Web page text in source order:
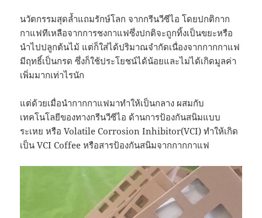
นวัตกรรมสุดล้ำแถมรักษ์โลก จากกรีนวีซีไอ โดยปกติกาก
กาแฟทีเหลือจากการชงกาแฟซึ่งปกติจะถูกทิ้งเป็นขยะหรือ
นำไปปลูกต้นไม้ แต่ก็ใส่ได้ปริมาณจำกัดเนื่องจากกากกาแฟ
มีฤทธิ์เป็นกรด ซึ่งก็ใช้ประโยชน์ได้น้อยและไม่ได้เกิดมูลค่า
เพิ่มมากเท่าไรนัก
แต่ด้วยเมื่อนำกากกาแฟมาทำให้เป็นกลาง ผสมกับ
เทคโนโลยีของทางกรีนวีซีไอ ด้านการป้องกันสนิมแบบ
ระเหย หรือ Volatile Corrosion Inhibitor(VCI) ทำให้เกิด
เป็น VCI Coffee หรือสารป้องกันสนิมจากกากกาแฟ